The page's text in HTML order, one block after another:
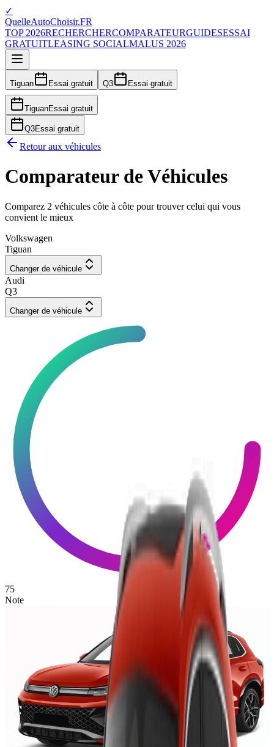
✓
QuelleAutoChoisir.FR
TOP 2026RECHERCHERCOMPARATEURGUIDESESSAI
GRATUITLEASING SOCIALMALUS 2026
Tiguan Essai gratuit Q3 Essai gratuit
TiguanEssai gratuit
Q3Essai gratuit
Retour aux véhicules
Comparateur de Véhicules
Comparez 2 véhicules côte à côte pour trouver celui qui vous
convient le mieux
Volkswagen
Tiguan
Changer de véhicule
Audi
Q3
Changer de véhicule
75
Note